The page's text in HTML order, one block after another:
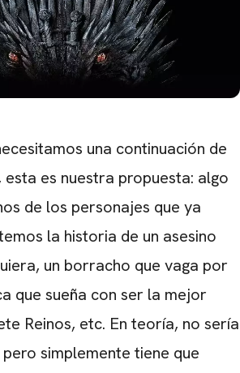
una continuación de
esta es nuestra propuesta: algo
de los personajes que ya
la historia de un asesino
un borracho que vaga por
que sueña con ser la mejor
Reinos, etc. En teoría, no sería
simplemente tiene que